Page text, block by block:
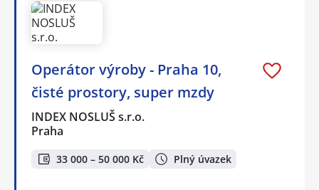
Operátor výroby - Praha 10,
čisté prostory, super mzdy
INDEX NOSLUŠ s.r.o.
Praha
33 000 – 50 000 Kč Plný úvazek